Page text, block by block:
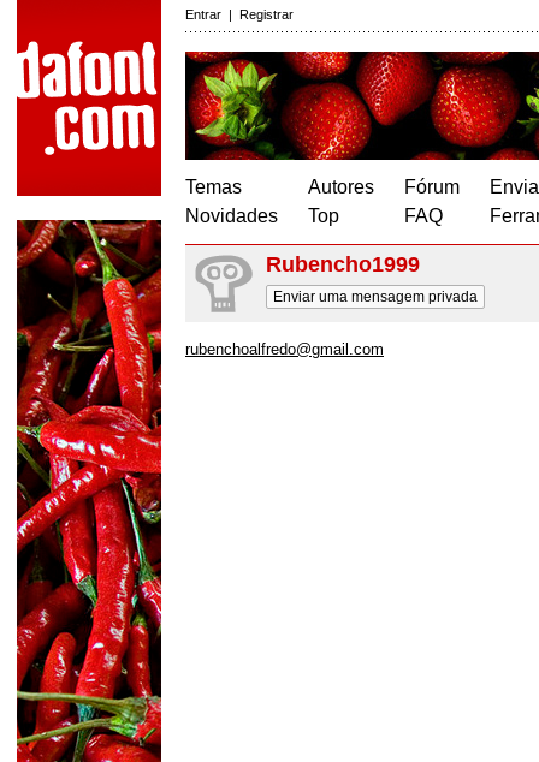
Entrar | Registrar
Temas
Novidades
Autores
Top
Fórum
FAQ
Rubencho1999
Enviar uma mensagem privada
rubenchoalfredo@gmail.com